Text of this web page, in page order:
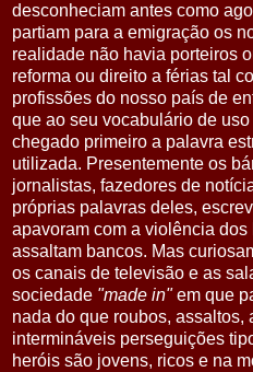
desconheciam antes como
partiam para a emigração os
realidade não havia porteiros
reforma ou direito a férias tal
profissões do nosso país de
que ao seu vocabulário de
chegado primeiro a palavra
utilizada. Presentemente os
jornalistas, fazedores de
próprias palavras deles,
apavoram com a violência
assaltam bancos. Mas
os canais de televisão e as
sociedade "made in" em que
nada do que roubos, assaltos,
intermináveis perseguições
heróis são jovens, ricos e na